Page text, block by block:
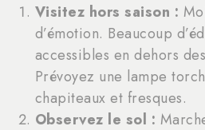
Visitez hors saison :
d’émotion. Beaucoup
accessibles en dehors
Prévoyez une lampe
chapiteaux et fresques.
Observez le sol :